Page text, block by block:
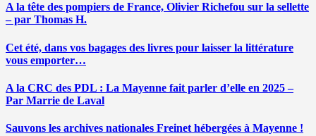
A la tête des pompiers de France, Olivier Richefou sur la sellette
– par Thomas H.
Cet été, dans vos bagages des livres pour laisser la littérature
vous emporter…
A la CRC des PDL : La Mayenne fait parler d’elle en 2025 –
Par Marrie de Laval
Sauvons les archives nationales Freinet hébergées à Mayenne !